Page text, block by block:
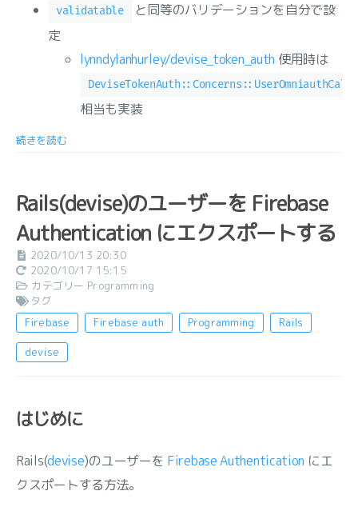
validatable
と同等のバリデーションを自分で設
定
lynndylanhurley/devise_token_auth 使用時は
相当も実装
続きを読む
Rails(devise)のユーザーを Firebase
Authentication にエクスポートする
2020/10/13 20:30
2020/10/17 15:15
カテゴリー Programming
タグ
Firebase
Firebase auth Programming Rails
devise
はじめに
Rails(devise)のユーザーを Firebase Authentication にエ
クスポートする方法。